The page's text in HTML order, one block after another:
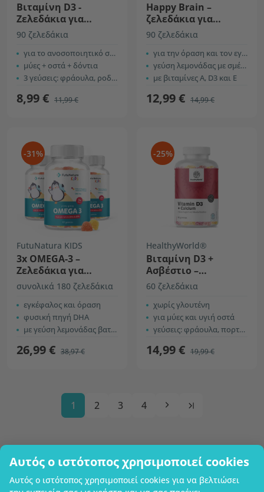
Αυτός ο ιστότοπος χρησιμοποιεί cookies
Αυτός ο ιστότοπος χρησιμοποιεί cookies για να βελτιώσει
Βιταμίνη D3 -
Ζελεδάκια για
παιδιά
90 ζελεδάκια
για το ανοσοποιητικό σύστημα
μύες + οστά + δόντια
3 γεύσεις: φράουλα, ροδάκινο και βατόμουρο
8,99 € 11,99 €
Happy Brain –
ζελεδάκια για
παιδιά με ωμέγα-3
λιπαρά οξέα
90 ζελεδάκια
για την όραση και τον εγκέφαλο
γεύση λεμονάδας με σμέουρο
με βιταμίνες Α, D3 και Ε
12,99 € 14,99 €
-31%
FutuNatura KIDS
3x OMEGA-3 –
Ζελεδάκια για
παιδιά
συνολικά 180 ζελεδάκια
εγκέφαλος και όραση
φυσική πηγή DHA
με γεύση λεμονάδας βατόμουρο
26,99 € 38,97 €
-25%
HealthyWorld®
Βιταμίνη D3 +
Ασβέστιο –
ζελεδάκια για μύες,
οστά και δόντια
60 ζελεδάκια
χωρίς γλουτένη
για μύες και υγιή οστά
γεύσεις: φράουλα, πορτοκάλι και κεράσι
14,99 € 19,99 €
1 2 3 4
Επωνυμία επιχείρησης